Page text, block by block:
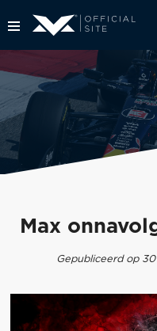
Max
Gepubliceerd op